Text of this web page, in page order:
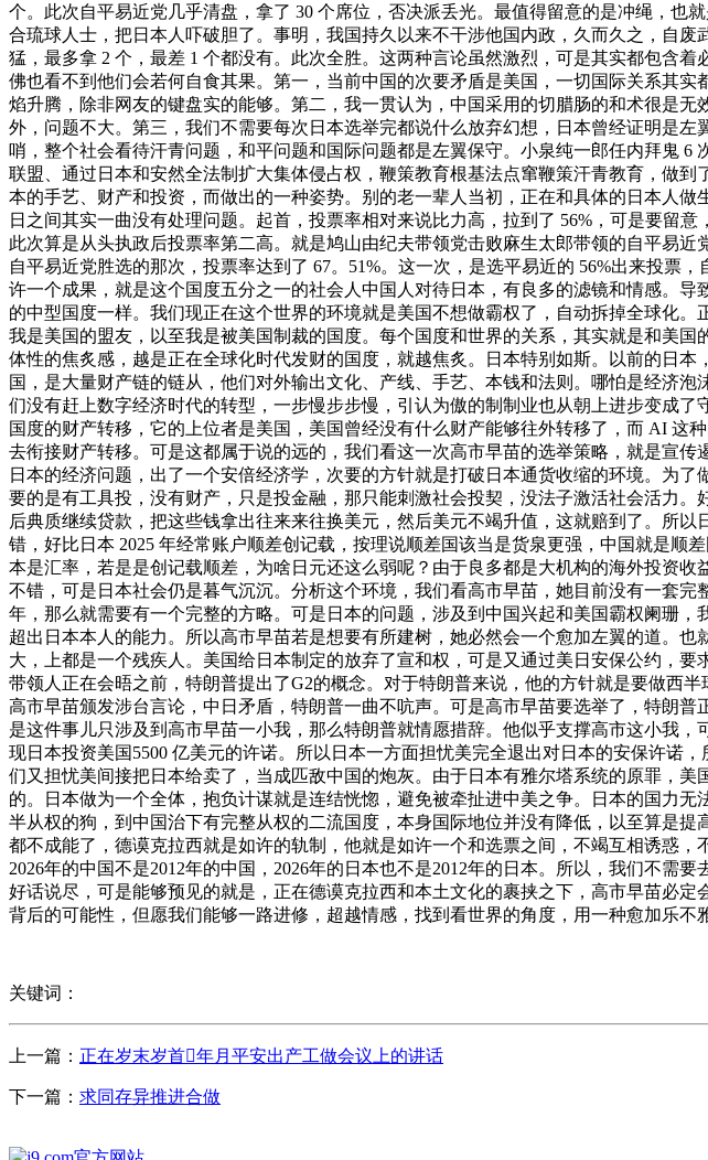
个。此次自平易近党几乎清盘，拿了 30 个席位，否决派丢光。最值得留意的是冲绳，
合琉球人士，把日本人吓破胆了。事明，我国持久以来不干涉他国内政，久而久之，自
猛，最多拿 2 个，最差 1 个都没有。此次全胜。这两种言论虽然激烈，可是其实都包含
佛也看不到他们会若何自食其果。第一，当前中国的次要矛盾是美国，一切国际关系其
焰升腾，除非网友的键盘实的能够。第二，我一贯认为，中国采用的切腊肠的和术很是
外，问题不大。第三，我们不需要每次日本选举完都说什么放弃幻想，日本曾经证明是
哨，整个社会看待汗青问题，和平问题和国际问题都是左翼保守。小泉纯一郎任内拜鬼
联盟、通过日本和安然全法制扩大集体侵占权，鞭策教育根基法点窜鞭策汗青教育，做
本的手艺、财产和投资，而做出的一种姿势。别的老一辈人当初，正在和具体的日本人
日之间其实一曲没有处理问题。起首，投票率相对来说比力高，拉到了 56%，可是要留
此次算是从头执政后投票率第二高。就是鸠山由纪夫带领党击败麻生太郎带领的自平易近
自平易近党胜选的那次，投票率达到了 67。51%。这一次，是选平易近的 56%出来投票
许一个成果，就是这个国度五分之一的社会人中国人对待日本，有良多的滤镜和情感。
的中型国度一样。我们现正在这个世界的环境就是美国不想做霸权了，自动拆掉全球化
我是美国的盟友，以至我是被美国制裁的国度。每个国度和世界的关系，其实就是和美
体性的焦炙感，越是正在全球化时代发财的国度，就越焦炙。日本特别如斯。以前的日
国，是大量财产链的链从，他们对外输出文化、产线、手艺、本钱和法则。哪怕是经济
们没有赶上数字经济时代的转型，一步慢步步慢，引认为傲的制制业也从朝上进步变成
国度的财产转移，它的上位者是美国，美国曾经没有什么财产能够往外转移了，而 AI
去衔接财产转移。可是这都属于说的远的，我们看这一次高市早苗的选举策略，就是宣
日本的经济问题，出了一个安倍经济学，次要的方针就是打破日本通货收缩的环境。为
要的是有工具投，没有财产，只是投金融，那只能刺激社会投契，没法子激活社会活力
后典质继续贷款，把这些钱拿出往来来往换美元，然后美元不竭升值，这就赔到了。所
错，好比日本 2025 年经常账户顺差创记载，按理说顺差国该当是货泉更强，中国就是
本是汇率，若是是创记载顺差，为啥日元还这么弱呢？由于良多都是大机构的海外投资
不错，可是日本社会仍是暮气沉沉。分析这个环境，我们看高市早苗，她目前没有一套
年，那么就需要有一个完整的方略。可是日本的问题，涉及到中国兴起和美国霸权阑珊
超出日本本人的能力。所以高市早苗若是想要有所建树，她必然会一个愈加左翼的道。
大，上都是一个残疾人。美国给日本制定的放弃了宣和权，可是又通过美日安保公约，
带领人正在会晤之前，特朗普提出了G2的概念。对于特朗普来说，他的方针就是要做西
高市早苗颁发涉台言论，中日矛盾，特朗普一曲不吭声。可是高市早苗要选举了，特朗
是这件事儿只涉及到高市早苗一小我，那么特朗普就情愿措辞。他似乎支撑高市这小我
现日本投资美国5500 亿美元的许诺。所以日本一方面担忧美完全退出对日本的安保许诺
们又担忧美间接把日本给卖了，当成匹敌中国的炮灰。由于日本有雅尔塔系统的原罪，
的。日本做为一个全体，抱负计谋就是连结恍惚，避免被牵扯进中美之争。日本的国力
半从权的狗，到中国治下有完整从权的二流国度，本身国际地位并没有降低，以至算是
都不成能了，德谟克拉西就是如许的轨制，他就是如许一个和选票之间，不竭互相诱惑
2026年的中国不是2012年的中国，2026年的日本也不是2012年的日本。所以，我们不需
好话说尽，可是能够预见的就是，正在德谟克拉西和本土文化的裹挟之下，高市早苗必
背后的可能性，但愿我们能够一路进修，超越情感，找到看世界的角度，用一种愈加乐不
关键词：
上一篇： 正在岁末岁首年月平安出产工做会议上的讲话
下一篇： 求同存异推进合做